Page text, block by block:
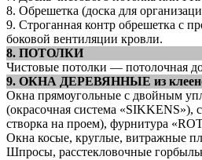
8. Обрешетка (доска для
9. Строганная контр обрешетка с
боковой вентиляции кровли.
8. ПОТОЛКИ
Чистовые потолки — потолочная
9. ОКНА ДЕРЕВЯННЫЕ из
Окна прямоугольные с двойным
(окрасочная система
створка на проем), фурнитура
Окна косые, круглые, витражные
Шпросы, расстекловочные